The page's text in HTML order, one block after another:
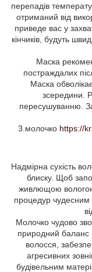
перепадів
отриманий від
приведе вас у
кінчиків, будуть
Маска
постраждалих
Маска
зсередини.
пересушуванню.
3.молочко https://
Надмірна сухість
блиску. Щоб
живлющою
процедур
Молочко чудово
природний баланс
волосся,
агресивних
будівельним